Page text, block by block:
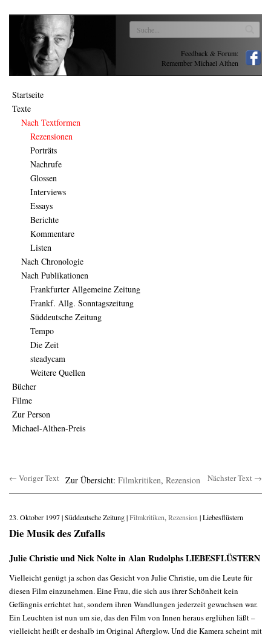
Feedback & Forum:
Remember Michael Althen
Startseite
Texte
Nach Textformen
Rezensionen
Porträts
Nachrufe
Glossen
Interviews
Essays
Berichte
Kommentare
Listen
Nach Chronologie
Nach Publikationen
Frankfurter Allgemeine Zeitung
Frankf. Allg. Sonntagszeitung
Süddeutsche Zeitung
Tempo
Die Zeit
steadycam
Weitere Quellen
Bücher
Filme
Zur Person
Michael-Althen-Preis
← Voriger Text Zur Übersicht: Filmkritiken, Rezension Nächster Text →
23. Oktober 1997 | Süddeutsche Zeitung |Filmkritiken, Rezension | Liebesflüstern
Die Musik des Zufalls
Julie Christie und Nick Nolte in Alan Rudolphs LIEBESFLÜSTERN
Vielleicht genügt ja schon das Gesicht von Julie Christie, um die Leute für
diesen Film einzunehmen. Eine Frau, die sich aus ihrer Schönheit kein
Gefängnis errichtet hat, sondern ihren Wandlungen jederzeit gewachsen war.
Ein Leuchten ist nun um sie, das den Film von Innen heraus erglühen läßt –
vielleicht heißt er deshalb im Original Afterglow. Und die Kamera scheint mit